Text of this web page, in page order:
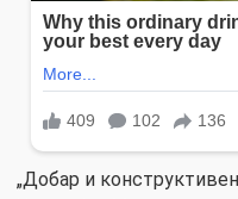
„Добар и